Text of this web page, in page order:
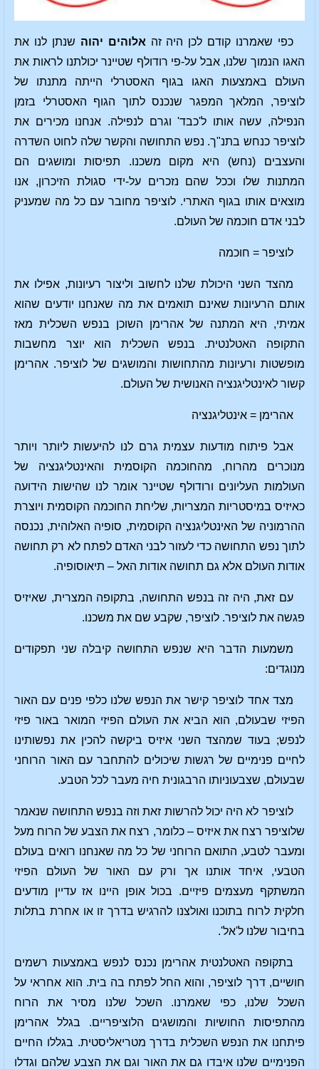
כפי שאמרנו קודם לכן היה זה אלוהים יהוה שנתן לנו את
האגו הנמוך שלנו, אבל על-פי רודולף שטיינר יכולתנו לראות את
העולם באמצעות האגו בגוף האסטרלי הייתה מתנתו של
לוציפר, המלאך המפגר שנכנס לתוך הגוף האסטרלי בזמן
הנפילה, עשה אותו ל'כבד' וגרם לנפילה. אנחנו מכירים את
לוציפר כנחש בתנ"ך. נפש התחושה והקשר שלה לחוט השדרה
והעצבים (נחש) היא מקום משכנו. תפיסות ומושגים הם
המתנות שלו וככל שהם נזכרים על-ידי סגולת הזיכרון, אנו
מוצאים אותו בגוף האתרי. לוציפר מחובר עם כל מה שמעניק
לבני אדם חוכמה של העולם.
לוציפר = חוכמה
מהצד השני היכולת שלנו לחשוב וליצור רעיונות, אפילו את
אותם הרעיונות שאינם תואמים את מה שאנחנו יודעים שהוא
אמיתי, היא המתנה של אהרימן השוכן בנפש השכלית מאז
התקופה האטלנטית. בנפש השכלית הוא יוצר מחשבות
מופשטות ורעיונות מהתחושות והמושגים של לוציפר. אהרימן
קשור לאינטליגנציה האנושית של העולם.
אהרימן = אינטליגנציה
אבל פיתוח מודעות עצמית גרם לנו להיעשות ליותר ויותר
מנוכרים מהרוח, מהחוכמה הקוסמית והאינטליגנציה של
העולמות העליונים ורודולף שטיינר אומר לנו שהישות הידועה
כאיזיס במיסטריות המצריות, שליחת החוכמה הקוסמית ויוצרת
ההרמוניה של האינטליגנציה הקוסמית, סופיה האלוהית, נכנסה
לתוך נפש התחושה כדי לעזור לבני האדם לפתח לא רק תחושה
אודות העולם אלא גם תחושה אודות האל – תיאוסופיה.
עם זאת, היה זה בנפש התחושה, בתקופה המצרית, שאיזיס
פגשה את לוציפר. לוציפר, שקבע שם את משכנו.
משמעות הדבר היא שנפש התחושה קיבלה שני תפקודים
מנוגדים:
מצד אחד לוציפר קישר את הנפש שלנו כלפי פנים עם האור
הפיזי שבעולם, הוא הביא את העולם הפיזי המואר באור פיזי
לנפש; בעוד שמהצד השני איזיס ביקשה להכין את נפשותינו
לחיים פנימיים של רגשות שיכולים להתחבר עם האור הרוחני
שבעולם, שצבעוניותו הרבגונית חיה מעבר לכל הטבע.
לוציפר לא היה יכול להרשות זאת וזה בנפש התחושה שנאמר
שלוציפר רצח את איזיס – כלומר, רצח את הצבע של הרוח מעל
ומעבר לטבע, התואם הרוחני של כל מה שאנחנו רואים בעולם
הטבעי, איחד אותנו אך ורק עם האור של העולם הפיזי
המשתקף מעצמים פיזיים. בכול אופן היינו אז עדיין מודעים
חלקית לרוח בתוכנו ואולצנו להרגיש בדרך זו או אחרת בתלות
בחיבור שלנו ל'אל'.
בתקופה האטלנטית אהרימן נכנס לנפש באמצעות רשמים
חושיים, דרך לוציפר, והוא החל לפתח בה בית. הוא אחראי על
השכל שלנו, כפי שאמרנו. השכל שלנו מסיר את הרוח
מהתפיסות החושיות והמושגים הלוציפריים. בגלל אהרימן
פיתחנו את הנפש השכלית בדרך מטריאליסטית. בגללו החיים
הפנימיים שלנו איבדו גם את האור וגם את הצבע שלהם וגדלו